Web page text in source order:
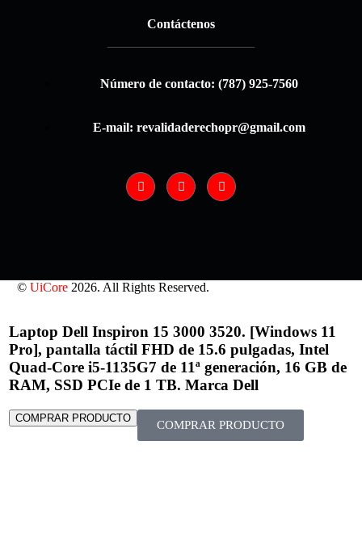
Contáctenos
Número de contacto: (787) 925-7560
E-mail: revalidaderechopr@gmail.com
©UiCore 2026. All Rights Reserved.
Laptop Dell Inspiron 15 3000 3520. [Windows 11
Pro], pantalla táctil FHD de 15.6 pulgadas, Intel
Quad-Core i5-1135G7 de 11ª generación, 16 GB de
RAM, SSD PCIe de 1 TB. Marca Dell
COMPRAR PRODUCTO
COMPRAR PRODUCTO